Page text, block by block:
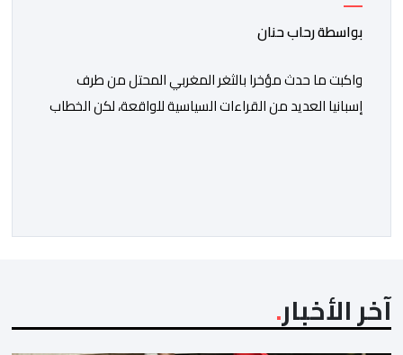
بواسطة رحاب حنان
واكبت ما حدث مؤخرا بالثغر المغربي المحتل من طرف
إسبانيا العديد من القراءات السياسية للواقعة، لكن الخطاب
الرشحين للهجرة غير النظامية، وعلى حساب […]
آخر الأخبار